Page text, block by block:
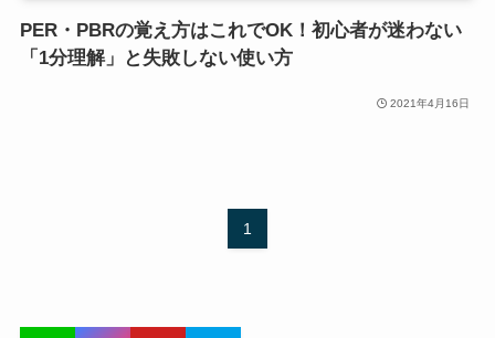
PER・PBRの覚え方はこれでOK！初心者が迷わない
「1分理解」と失敗しない使い方
2021年4月16日
1